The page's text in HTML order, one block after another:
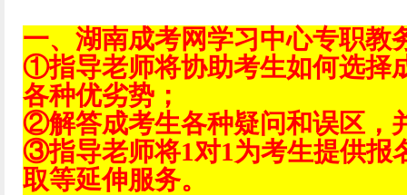
一、湖南成考网学习中心专职教
①指导老师将协助考生如何选择
各种优劣势；
②解答成考生各种疑问和误区，
③指导老师将1对1为考生提供报
取等延伸服务。